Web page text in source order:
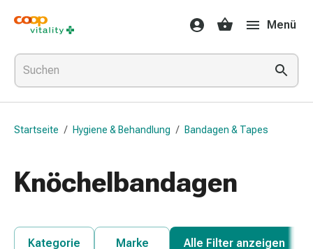
Medikamente
&
Gesundheit
Grippe
&
Erkältung
Grippe-
Erkältung
Medikamente
Menü
Startseite / Hygiene & Behandlung / Bandagen & Tapes
Knöchelbandagen
Kategorie Marke
Alle Filter anzeigen